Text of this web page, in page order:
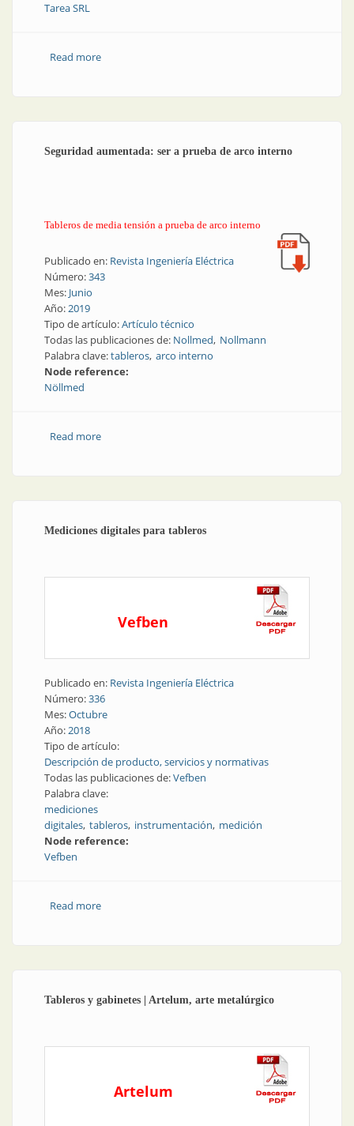
Tarea SRL
Read moreabout Diseño y fabricación para media y alta tensión
Seguridad aumentada: ser a prueba de arco interno
Tableros de media tensión a prueba de arco interno
Publicado en: Revista Ingeniería Eléctrica
Número:343
Mes: Junio
Año:2019
Tipo de artículo:Artículo técnico
Todas las publicaciones de: Nollmed Nollmann
Palabra clave:tableros arco interno
Node reference:
Nöllmed
Read moreabout Seguridad aumentada: ser a prueba de arco
Mediciones digitales para tableros
Vefben
Publicado en: Revista Ingeniería Eléctrica
Número:336
Mes:Octubre
Año:2018
Tipo de artículo:
Descripción de producto, servicios y normativas
Todas las publicaciones de:Vefben
Palabra clave:
mediciones
digitales tableros instrumentación medición
Node reference:
Vefben
Read moreabout Mediciones digitales para tableros
Tableros y gabinetes | Artelum, arte metalúrgico
Artelum